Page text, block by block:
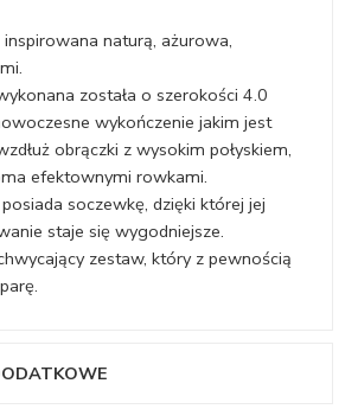
naturą, ażurowa,
została o szerokości 4.0
wykończenie jakim jest
obrączki z wysokim połyskiem,
efektownymi rowkami.
soczewkę, dzięki której jej
staje się wygodniejsze.
zestaw, który z pewnością